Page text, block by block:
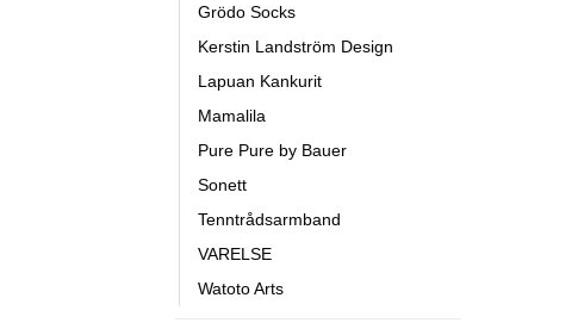
Grödo Socks
Kerstin Landström Design
Lapuan Kankurit
Mamalila
Pure Pure by Bauer
Sonett
Tenntrådsarmband
VARELSE
Watoto Arts